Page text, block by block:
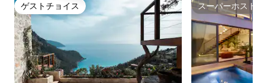
ゲストチョイス
ゲストチョイス スーパーホスト
スーパーホスト